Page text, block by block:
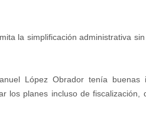
la simplificación administrativa
López Obrador tenía
los planes incluso de fiscalización,